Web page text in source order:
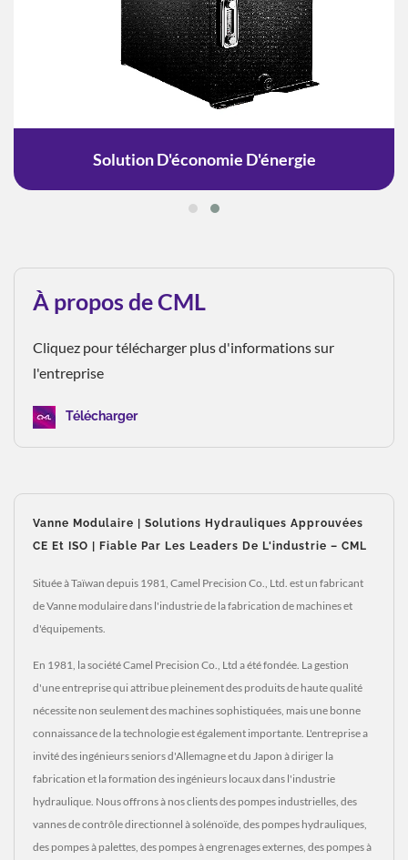
Solution D'économie D'énergie
À propos de CML
Cliquez pour télécharger plus d'informations sur
l'entreprise
Télécharger
Vanne Modulaire | Solutions Hydrauliques Approuvées
CE Et ISO | Fiable Par Les Leaders De L'industrie – CML
Située à Taïwan depuis 1981, Camel Precision Co., Ltd. est un fabricant
de Vanne modulaire dans l'industrie de la fabrication de machines et
d'équipements.
En 1981, la société Camel Precision Co., Ltd a été fondée. La gestion
d'une entreprise qui attribue pleinement des produits de haute qualité
nécessite non seulement des machines sophistiquées, mais une bonne
connaissance de la technologie est également importante. L'entreprise a
invité des ingénieurs seniors d'Allemagne et du Japon à diriger la
fabrication et la formation des ingénieurs locaux dans l'industrie
hydraulique. Nous offrons à nos clients des pompes industrielles, des
vannes de contrôle directionnel à solénoïde, des pompes hydrauliques,
des pompes à palettes, des pompes à engrenages externes, des pompes à